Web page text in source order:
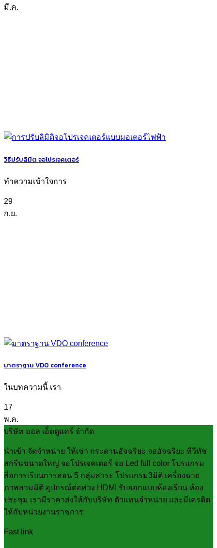
มี.ค.
วิธีปรับลิมิต จอโปรเจคเตอร์
ทำความเข้าใจการ
29
ก.ย.
มาตราฐาน VDO conference
ในบทความนี้ เรา
17
พ.ค.
บริษัท ออล เอ็ดดูแคร์ จำกัด
นำเข้า จัดจำหน่าย ให้เช่า กระดานอัจฉริยะ จออัจฉริยะ ทีวีทัช
สกรีนขนาดใหญ่ จอโปรเจคเตอร์ จอ Led full color โปรแกรม
สื่อการเรียนการสอน 5 กลุ่มสาระ โปรแกรม3มิติ เครื่องฉาย
ภาพสามมิติ อุปกรณ์ต่อพ่วง HDMI รับออกแบบห้องเรียน ห้อง
ประชุม เรามีราคาส่งให้กับบริษัท ตัวแทนจำหน่าย และมีเครดิต
ให้กับหน่วยงานราชการ
Fast link